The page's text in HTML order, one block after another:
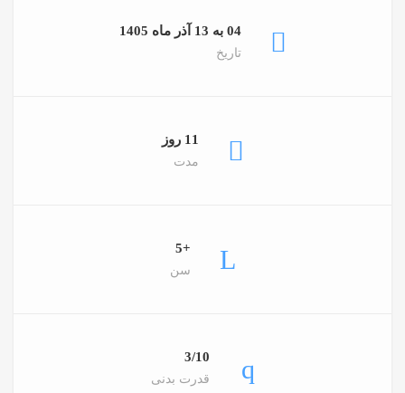
04 به 13 آذر ماه 1405
تاریخ
11 روز
مدت
+5
سن
3/10
قدرت بدنی